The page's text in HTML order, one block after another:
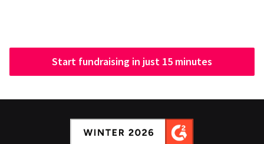
Start fundraising in just 15 minutes